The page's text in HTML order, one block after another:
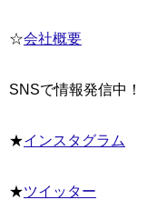
☆会社概要
SNSで情報発信中！
★インスタグラム
★ツイッター